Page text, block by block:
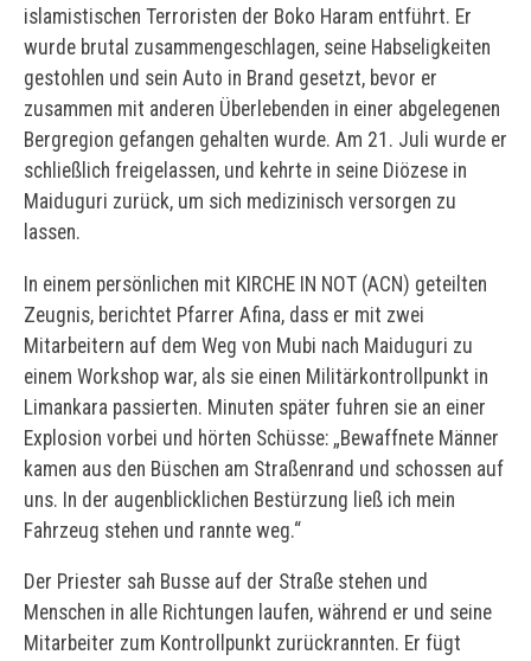
islamistischen Terroristen der Boko Haram entführt. Er
wurde brutal zusammengeschlagen, seine Habseligkeiten
gestohlen und sein Auto in Brand gesetzt, bevor er
zusammen mit anderen Überlebenden in einer abgelegenen
Bergregion gefangen gehalten wurde. Am 21. Juli wurde er
schließlich freigelassen, und kehrte in seine Diözese in
Maiduguri zurück, um sich medizinisch versorgen zu
lassen.
In einem persönlichen mit KIRCHE IN NOT (ACN) geteilten
Zeugnis, berichtet Pfarrer Afina, dass er mit zwei
Mitarbeitern auf dem Weg von Mubi nach Maiduguri zu
einem Workshop war, als sie einen Militärkontrollpunkt in
Limankara passierten. Minuten später fuhren sie an einer
Explosion vorbei und hörten Schüsse: „Bewaffnete Männer
kamen aus den Büschen am Straßenrand und schossen auf
uns. In der augenblicklichen Bestürzung ließ ich mein
Fahrzeug stehen und rannte weg.“
Der Priester sah Busse auf der Straße stehen und
Menschen in alle Richtungen laufen, während er und seine
Mitarbeiter zum Kontrollpunkt zurückrannten. Er fügt